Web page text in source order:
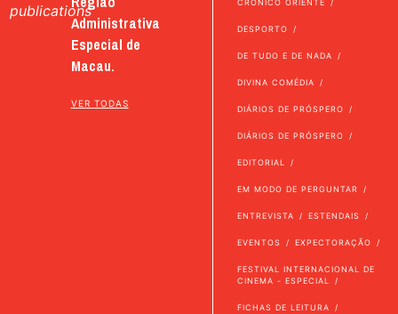
publications
Administrativa
Especial de
Macau.
VER TODAS
CRÓNICO ORIENTE
DESPORTO
DE TUDO E DE NADA
DIVINA COMÉDIA
DIÁRIOS DE PRÓSPERO
DIÁRIOS DE PRÓSPERO
EDITORIAL
EM MODO DE PERGUNTAR
ENTREVISTA ESTENDAIS
EVENTOS EXPECTORAÇÃO
FESTIVAL INTERNACIONAL DE
CINEMA - ESPECIAL
FICHAS DE LEITURA